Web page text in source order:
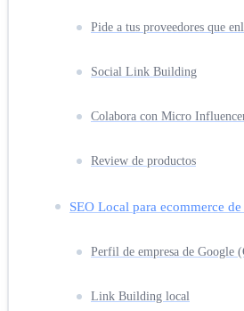
Pide a tus proveedores que
Social Link Building
Colabora con Micro
Review de productos
SEO Local para ecommerce
Perfil de empresa de Google
Link Building local